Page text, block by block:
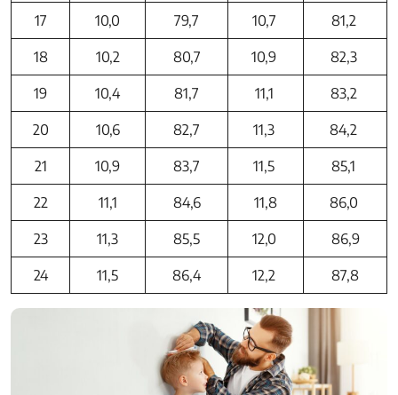
17 10,0 79,7 10,7 81,2
18 10,2 80,7 10,9 82,3
19 10,4 81,7 11,1 83,2
20 10,6 82,7 11,3 84,2
21 10,9 83,7 11,5 85,1
22 11,1 84,6 11,8 86,0
23 11,3 85,5 12,0 86,9
24 11,5 86,4 12,2 87,8